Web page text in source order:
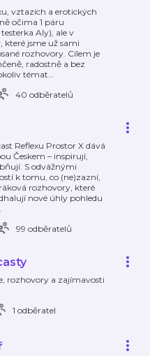
vztazích a erotických
očima 1 páru
Aly), ale v
které jsme už sami
rozhovory. Cílem je
radostně a bez
témat…
40 odběratelů
Reflexu Prostor X dává
Českem – inspirují,
S odvážnými
k tomu, co (ne)zazní,
rozhovory, které
nové úhly pohledu
99 odběratelů
rozhovory a zajímavosti
1 odběratel